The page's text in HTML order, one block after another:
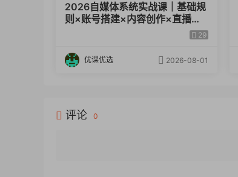
2026自媒体系统实战课｜基础规
则×账号搭建×内容创作×直播起
号×投放实战，100+核心问题解29
优课优选 2026-08-01
评论 0